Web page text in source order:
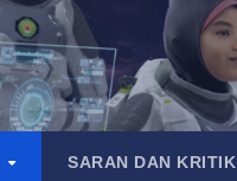
SARAN DAN KRITIK